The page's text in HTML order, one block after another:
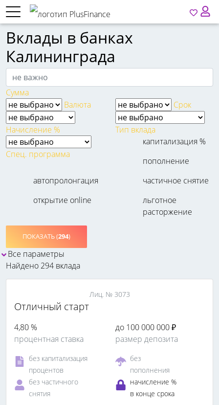
Вклады в банках
Калининграда
Сумма
Валюта
Срок
Начисление % Тип вклада
Спец. программа
капитализация %
пополнение
автопролонгация
открытие online
частичное снятие
льготное
расторжение
ПОКАЗАТЬ (294)
Все параметры
Найдено 294 вклада
Лиц. № 3073
Отличный старт
4,80 %
процентная ставка
до 100 000 000 ₽
размер депозита
без капитализация
процентов
без
пополнения
без частичного
снятия
начисление %
в конце срока